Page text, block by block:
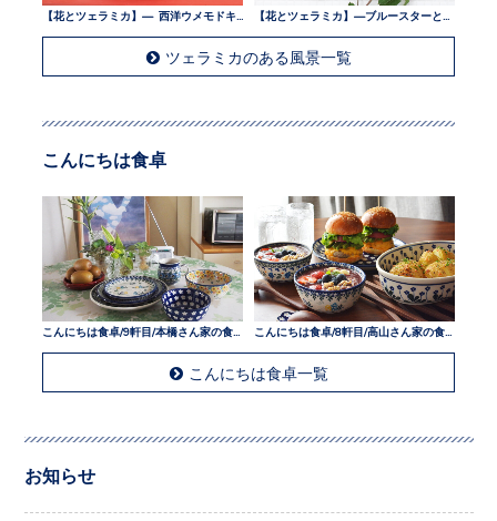
ツェラミカのある風景一覧
こんにちは食卓
こんにちは食卓/9軒目/本橋さん家の食卓
こんにちは食卓一覧
お知らせ